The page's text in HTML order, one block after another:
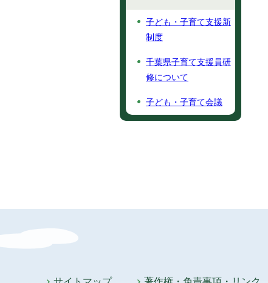
子ども・子育て支援新
制度
千葉県子育て支援員研
修について
子ども・子育て会議